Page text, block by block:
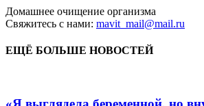
Домашнее очищение организма
Свяжитесь с нами: mavit_mail@mail.ru
ЕЩЁ БОЛЬШЕ НОВОСТЕЙ